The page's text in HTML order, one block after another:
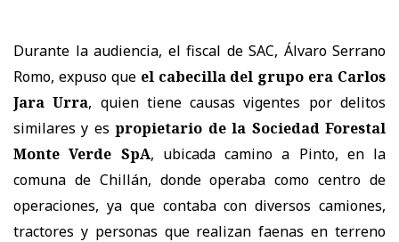
Durante la audiencia, el fiscal de SAC, Álvaro Serrano
Romo, expuso que el cabecilla del grupo era Carlos
Jara Urra, quien tiene causas vigentes por delitos
similares y espropietario de la Sociedad Forestal
Monte Verde SpA, ubicada camino a Pinto, en la
comuna de Chillán, donde operaba como centro de
operaciones, ya que contaba con diversos camiones,
tractores y personas que realizan faenas en terreno